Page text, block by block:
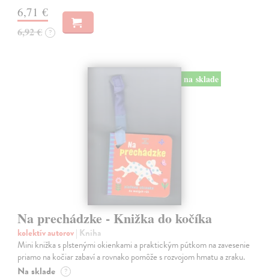
6,71 €
6,92 € ?
na sklade
Na prechádzke - Knižka do kočíka
kolektív autorov| Kniha
Mini knižka s plstenými okienkami a praktickým pútkom na zavesenie
priamo na kočiar zabaví a rovnako pomôže s rozvojom hmatu a zraku.
Na sklade ?